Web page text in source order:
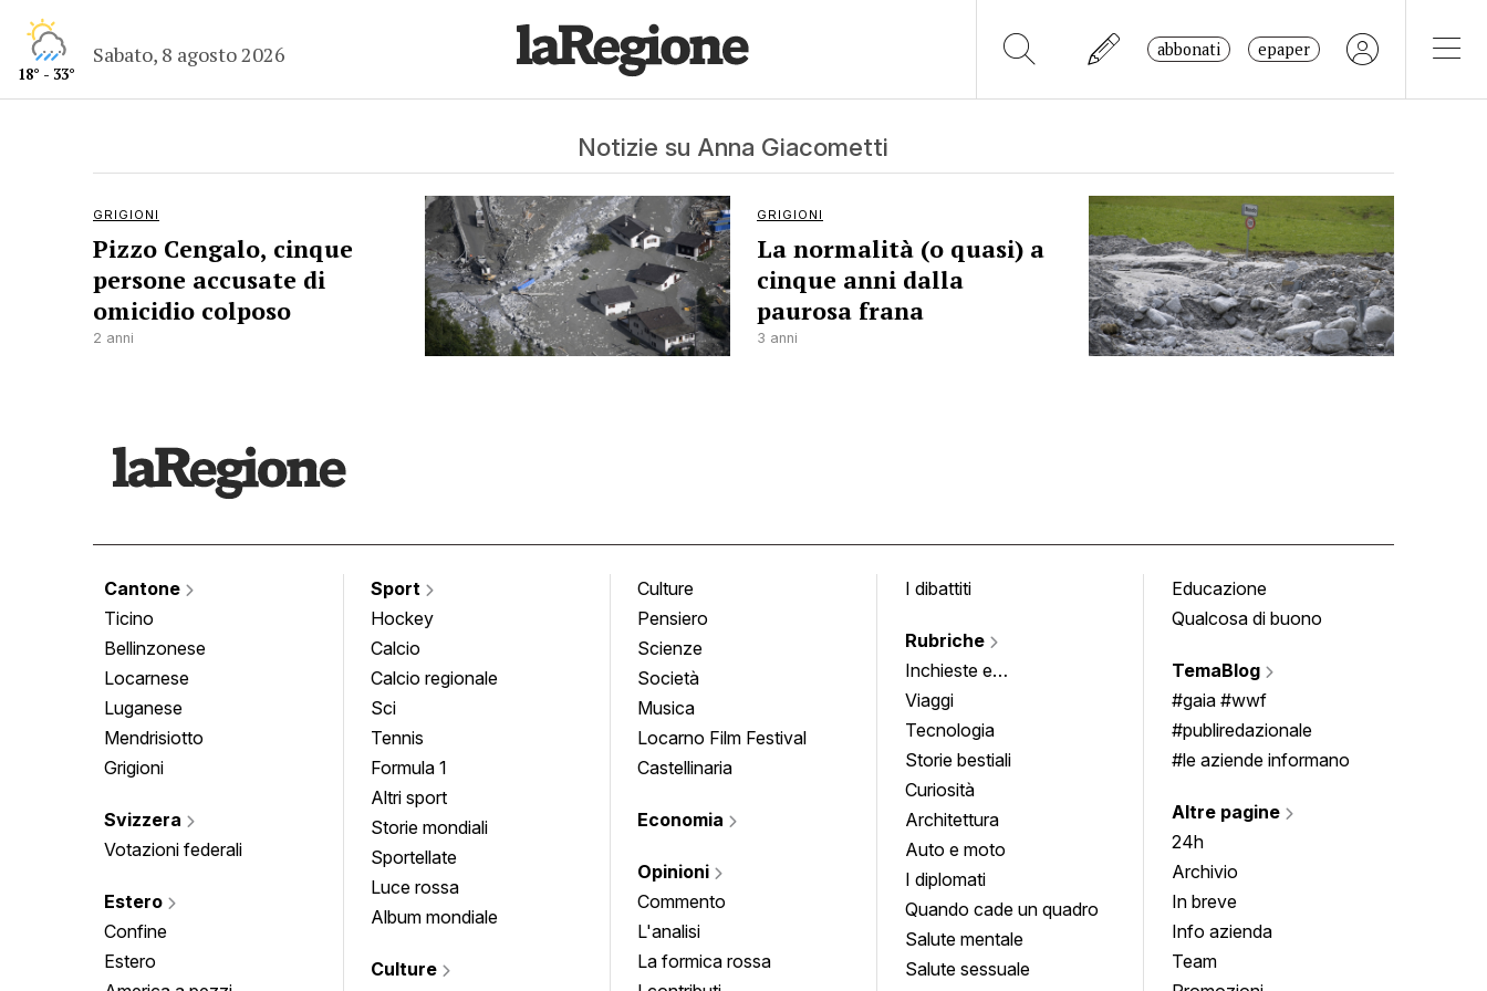
18° - 33°
Sabato, 8 agosto 2026 abbonati epaper
Notizie su Anna Giacometti
GRIGIONI
Pizzo Cengalo, cinque
persone accusate di
omicidio colposo
2 anni
GRIGIONI
La normalità (o quasi) a
cinque anni dalla
paurosa frana
3 anni
Cantone
Ticino
Bellinzonese
Locarnese
Luganese
Mendrisiotto
Grigioni
Svizzera
Votazioni federali
Estero
Confine
Estero
Sport
Hockey
Calcio
Calcio regionale
Sci
Tennis
Formula 1
Altri sport
Storie mondiali
Sportellate
Luce rossa
Album mondiale
Culture
Culture
Pensiero
Scienze
Società
Musica
Locarno Film Festival
Castellinaria
Economia
Opinioni
Commento
L'analisi
La formica rossa
I dibattiti
Rubriche
Inchieste e
approfondimenti
Viaggi
Tecnologia
Storie bestiali
Curiosità
Architettura
Auto e moto
I diplomati
Quando cade un quadro
Salute mentale
Salute sessuale
Educazione
Qualcosa di buono
TemaBlog
#gaia #wwf
#publiredazionale
#le aziende informano
Altre pagine
24h
Archivio
In breve
Info azienda
Team